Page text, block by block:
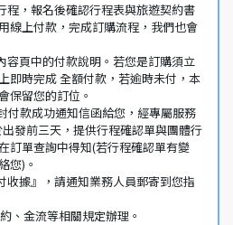
程，報名後確認行程表與旅遊契約書
線上付款，完成訂購流程，我們也會
容頁中的付款說明。若您是訂購須立
即時完成 全額付款，若逾時未付，本
保留您的訂位。
付款成功通知信函給您，經專屬服務
發前三天，提供行程確認單與團體行
訂單查詢中得知(若行程確認單有變
您)。
收據』，請通知業務人員郵寄到您指
、金流等相關規定辦理。